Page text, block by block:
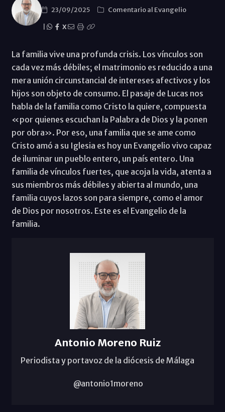
23/09/2025
Comentario al Evangelio
X
La familia vive una profunda crisis. Los vínculos son
cada vez más débiles; el matrimonio es reducido a una
mera unión circunstancial de intereses afectivos y los
hijos son objeto de consumo. El pasaje de Lucas nos
habla de la familia como Cristo la quiere, compuesta
«por quienes escuchan la Palabra de Dios y la ponen
por obra». Por eso, una familia que se ame como
Cristo amó a su Iglesia es hoy un Evangelio vivo capaz
de iluminar un pueblo entero, un país entero. Una
familia de vínculos fuertes, que acoja la vida, atenta a
sus miembros más débiles y abierta al mundo, una
familia cuyos lazos son para siempre, como el amor
de Dios por nosotros. Este es el Evangelio de la
familia.
Antonio Moreno Ruiz
Periodista y portavoz de la diócesis de Málaga
@antonio1moreno